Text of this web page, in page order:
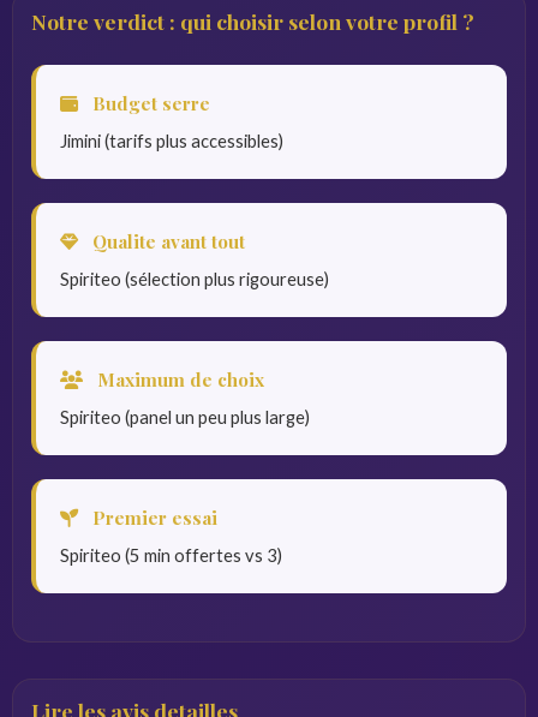
Notre verdict : qui choisir selon votre profil ?
Budget serre
Jimini (tarifs plus accessibles)
Qualite avant tout
Spiriteo (sélection plus rigoureuse)
Maximum de choix
Spiriteo (panel un peu plus large)
Premier essai
Spiriteo (5 min offertes vs 3)
Lire les avis detailles